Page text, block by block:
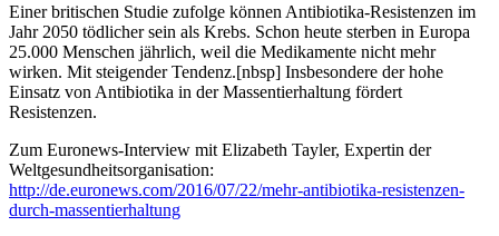
Einer britischen Studie zufolge können Antibiotika-Resistenzen im
Jahr 2050 tödlicher sein als Krebs. Schon heute sterben in Europa
25.000 Menschen jährlich, weil die Medikamente nicht mehr
wirken. Mit steigender Tendenz.[nbsp] Insbesondere der hohe
Einsatz von Antibiotika in der Massentierhaltung fördert
Resistenzen.
Zum Euronews-Interview mit Elizabeth Tayler, Expertin der
Weltgesundheitsorganisation:
http://de.euronews.com/2016/07/22/mehr-antibiotika-resistenzen-
durch-massentierhaltung